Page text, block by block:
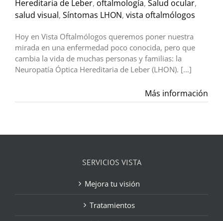
Hereditaria de Leber, oftalmología, Salud ocular,
salud visual, Síntomas LHON, vista oftalmólogos
Hoy en Vista Oftalmólogos queremos poner nuestra
mirada en una enfermedad poco conocida, pero que
cambia la vida de muchas personas y familias: la
Neuropatía Óptica Hereditaria de Leber (LHON). […]
Más información
SERVICIOS VISTA
Mejora tu visión
Tratamientos